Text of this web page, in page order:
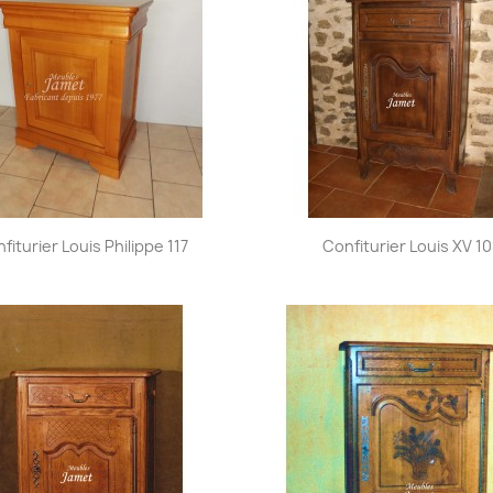
Aperçu rapide
Louis Philippe 117 Aperçu rapide
Confiturier Louis XV